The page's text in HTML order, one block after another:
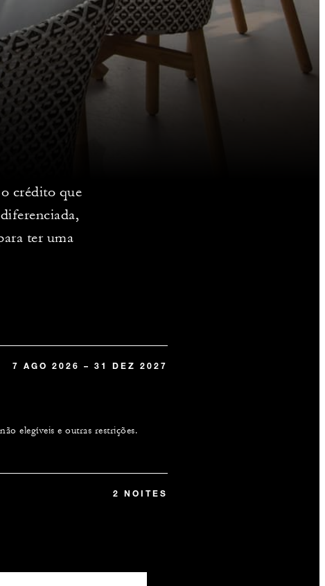
crédito que
ter uma
7 AGO 2026 – 31 DEZ 2027
elegíveis e outras restrições.
2 NOITES